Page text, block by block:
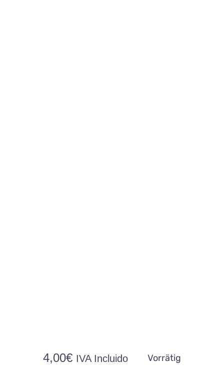
4,00€ IVA Incluido Vorrätig